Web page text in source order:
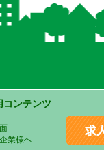
ンテンツ
業様へ